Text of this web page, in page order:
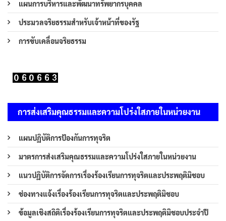
แผนการบริหารและพัฒนาทรัพยากรบุคคล
ประมวลจริยธรรมสำหรับเจ้าหน้าที่ของรัฐ
การขับเคลื่อนจริยธรรม
การส่งเสริมคุณธรรมและความโปร่งใสภายในหน่วยงาน
แผนปฏิบัติการป้องกันการทุจริต
มาตรการส่งเสริมคุณธรรมและความโปร่งใสภายในหน่วยงาน
แนวปฏิบัติการจัดการเรื่องร้องเรียนการทุจริตและประพฤติมิชอบ
ช่องทางแจ้งเรื่องร้องเรียนการทุจริตและประพฤติมิชอบ
ข้อมูลเชิงสถิติเรื่องร้องเรียนการทุจริตและประพฤติมิชอบประจำปี